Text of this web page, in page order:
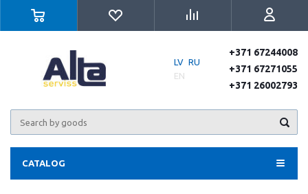
LV RU
EN
+371 67244008
+371 67271055
+371 26002793
CATALOG